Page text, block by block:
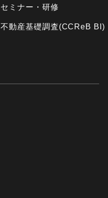
セミナー・研修
不動産基礎調査(CCReB BI)